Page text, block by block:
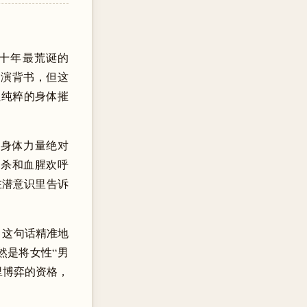
年最荒诞的
背书，但这
粹的身体摧
体力量绝对
和血腥欢呼
意识里告诉
句话精准地
是将女性“男
弈的资格，